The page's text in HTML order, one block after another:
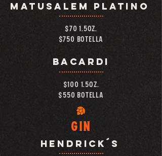
MATUSALEM PLATINO
$70 1.5OZ.
$750 BOTELLA
BACARDI
$100 1.5OZ.
$550 botella
GIN
HENDRICK´S